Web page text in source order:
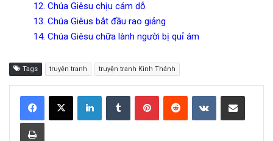
12. Chúa Giêsu chịu cám dỗ
13. Chúa Giêus bắt đầu rao giảng
14. Chúa Giêsu chữa lành người bị quỉ ám
Tags truyện tranh truyện tranh Kinh Thánh